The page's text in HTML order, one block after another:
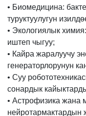
• Биомедицина:
туруктуулугун
• Экологиялык
иштеп чыгуу;
• Кайра жаралуучу
генераторлорунун
• Суу
сонардык
• Астрофизика жана